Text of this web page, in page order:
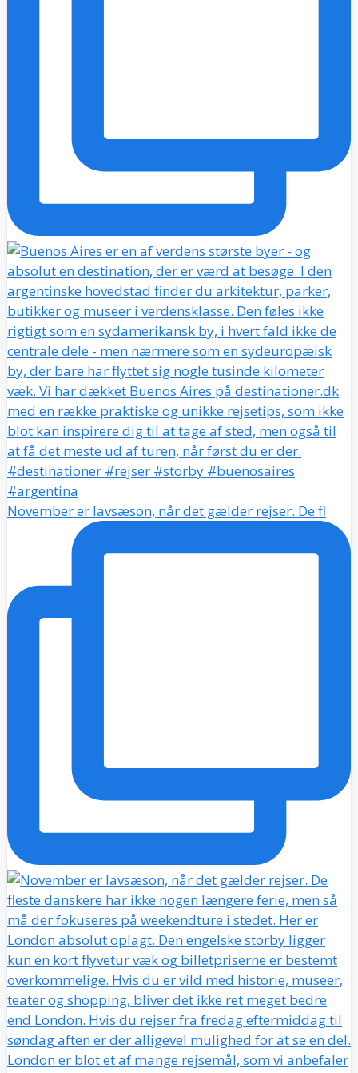
November er lavsæson, når det gælder rejser. De fl